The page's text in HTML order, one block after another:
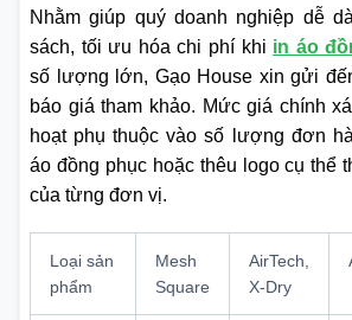
Nhằm giúp quý doanh nghiệp dễ
sách, tối ưu hóa chi phí khi in áo
số lượng lớn, Gạo House xin gửi
báo giá tham khảo. Mức giá chính
hoạt phụ thuộc vào số lượng đơn
áo đồng phục hoặc thêu logo cụ thể
của từng đơn vị.
Loại sản
phẩm
Mesh
Square
AirTech,
X-Dry